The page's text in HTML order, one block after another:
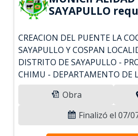
SAYAPULLO
CREACION DEL PUENTE LA
SAYAPULLO Y COSPAN
DISTRITO DE SAYAPULLO -
CHIMU - DEPARTAMENTO DE
Obra
Finalizó el 07/